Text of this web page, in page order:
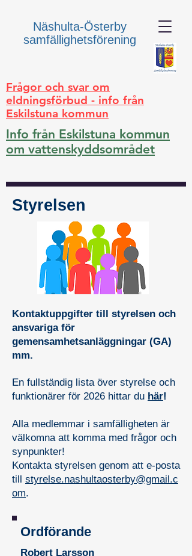
Näshulta-Österby
samfällighetsförening
Info från Eskilstuna kommun
om vattenskyddsområdet
Frågor och svar om
eldningsförbud - info från
Eskilstuna kommun
Styrelsen
Kontaktuppgifter till styrelsen och
ansvariga för
gemensamhetsanläggningar (GA)
mm.
En fullständig lista över styrelse och
funktionärer för 2026 hittar du här!
Alla medlemmar i samfälligheten är
välkomna att komma med frågor och
synpunkter!
Kontakta styrelsen genom att e-posta
till styrelse.nashultaosterby@gmail.c
om.
Ordförande
Robert Larsson